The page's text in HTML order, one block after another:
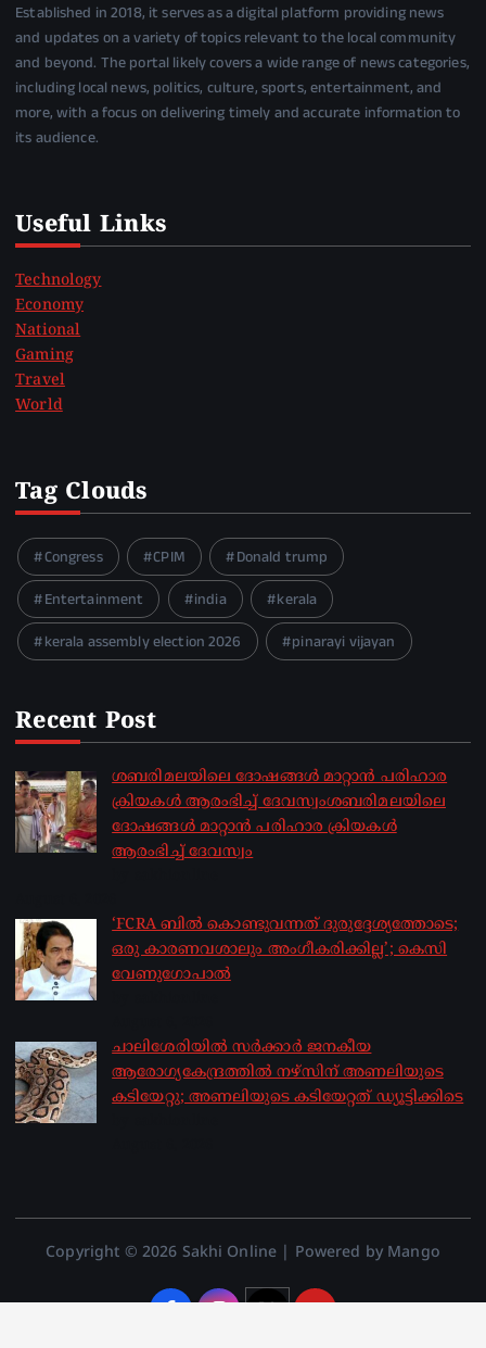
Established in 2018, it serves as a digital platform providing news
and updates on a variety of topics relevant to the local community
and beyond. The portal likely covers a wide range of news categories,
including local news, politics, culture, sports, entertainment, and
more, with a focus on delivering timely and accurate information to
its audience.
Useful Links
Technology
Economy
National
Gaming
Travel
World
Tag Clouds
Congress CPIM
Donald trump
Entertainment
india
kerala
kerala assembly election 2026
pinarayi vijayan
Recent Post
ശബരിമലയിലെ ദോഷങ്ങൾ മാറ്റാൻ പരിഹാര
ക്രിയകൾ ആരംഭിച്ച് ദേവസ്വംശബരിമലയിലെ
ദോഷങ്ങൾ മാറ്റാൻ പരിഹാര ക്രിയകൾ
ആരംഭിച്ച് ദേവസ്വം
‘FCRA ബിൽ കൊണ്ടുവന്നത് ദുരുദ്ദേശ്യത്തോടെ;
ഒരു കാരണവശാലും അം​ഗീകരിക്കില്ല’; കെസി
വേണു​ഗോപാൽ
ചാലിശേരിയില്‍ സര്‍ക്കാര്‍ ജനകീയ
ആരോഗ്യകേന്ദ്രത്തില്‍ നഴ്സിന് അണലിയുടെ
കടിയേറ്റു; അണലിയുടെ കടിയേറ്റത് ഡ്യൂട്ടിക്കിടെ
Copyright © 2026 Sakhi Online | Powered by Mango